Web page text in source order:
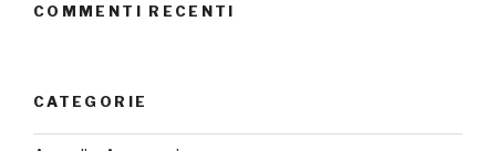
COMMENTI RECENTI
CATEGORIE